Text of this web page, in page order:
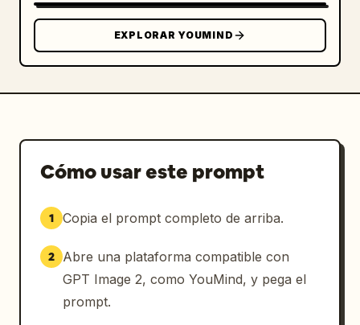
exactamente 5 variantes coleccionables en una
cuadrícula de 2 filas: 1 Estándar, 2
Sonriente, 3 Pose sentada, 4 Color especial
con una pequeña insignia rosa de “New”, y 5
las dos primeras variantes también deben
estar cubiertos por desenfoques cuadrados de
color gris suave; los otros rostros chibi
detallados.
Detalles del primer plano: En la parte
inferior izquierda, coloca un pequeño folleto
plegado o minicatálogo con el título “NOZOMU
EXPLORAR YOUMIND
Cómo usar este prompt
1 Copia el prompt completo de arriba.
2
Abre una plataforma compatible con
GPT Image 2, como YouMind, y pega el
prompt.